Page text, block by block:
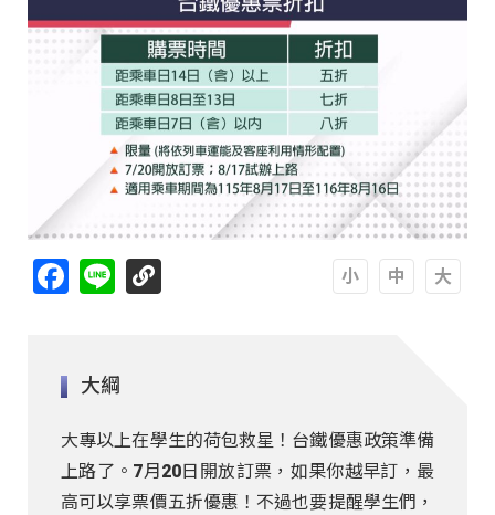
Facebook
Line
大綱
大專以上在學生的荷包救星！台鐵優惠政策準備
上路了。7月20日開放訂票，如果你越早訂，最
高可以享票價五折優惠！不過也要提醒學生們，